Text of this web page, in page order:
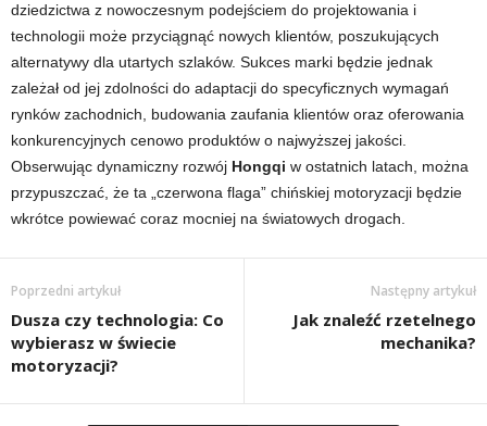
dziedzictwa z nowoczesnym podejściem do projektowania i
technologii może przyciągnąć nowych klientów, poszukujących
alternatywy dla utartych szlaków. Sukces marki będzie jednak
zależał od jej zdolności do adaptacji do specyficznych wymagań
rynków zachodnich, budowania zaufania klientów oraz oferowania
konkurencyjnych cenowo produktów o najwyższej jakości.
Obserwując dynamiczny rozwój Hongqi w ostatnich latach, można
przypuszczać, że ta „czerwona flaga” chińskiej motoryzacji będzie
wkrótce powiewać coraz mocniej na światowych drogach.
Poprzedni artykuł
Dusza czy technologia: Co
wybierasz w świecie
motoryzacji?
Następny artykuł
Jak znaleźć rzetelnego
mechanika?